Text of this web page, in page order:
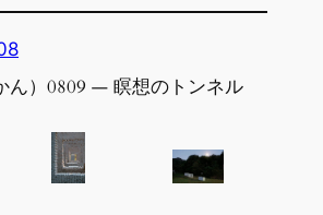
ん）0809 ― 瞑想のトンネル